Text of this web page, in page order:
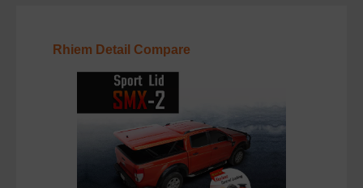
Produktgalerie überspringen
Rhiem Detail Compare